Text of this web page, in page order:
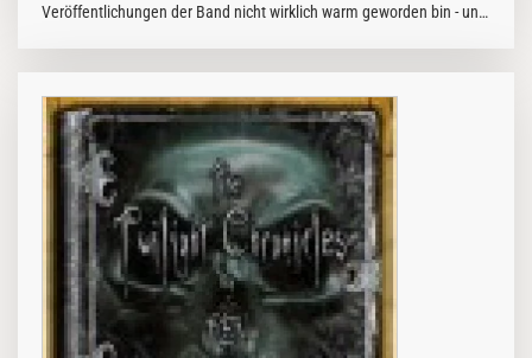
Veröffentlichungen der Band nicht wirklich warm geworden bin - und